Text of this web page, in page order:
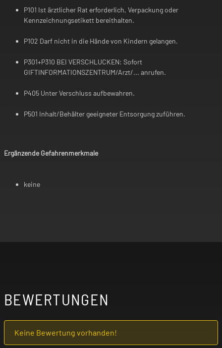
P101 Ist ärztlicher Rat erforderlich, Verpackung oder
Kennzeichnungsetikett bereithalten.
P102 Darf nicht in die Hände von Kindern gelangen.
P301+P310 BEI VERSCHLUCKEN: Sofort
GIFTINFORMATIONSZENTRUM/Arzt/... anrufen.
P405 Unter Verschluss aufbewahren.
P501 Inhalt/Behälter geeigneter Entsorgung zuführen.
Ergänzende Gefahrenmerkmale
keine
BEWERTUNGEN
Keine Bewertung vorhanden!